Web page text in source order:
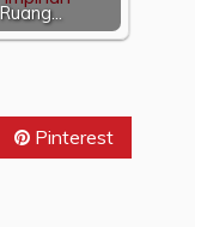
Ruang…
Pinterest